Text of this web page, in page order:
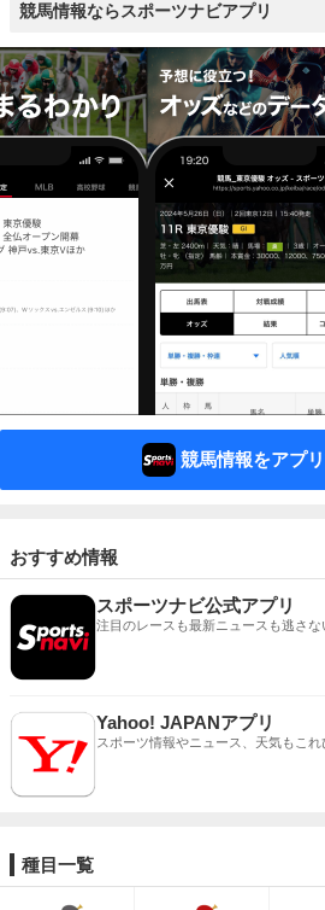
競馬情報ならスポーツナビアプリ
競馬情報をアプ
おすすめ情報
スポーツナビ公式アプリ
注目のレースも最新ニュースも逃さな
Yahoo! JAPANアプリ
スポーツ情報やニュース、天気もこれ
種目一覧